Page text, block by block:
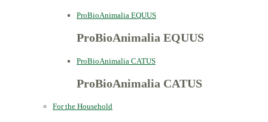
ProBioAnimalia EQUUS
ProBioAnimalia EQUUS
ProBioAnimalia CATUS
ProBioAnimalia CATUS
For the Household